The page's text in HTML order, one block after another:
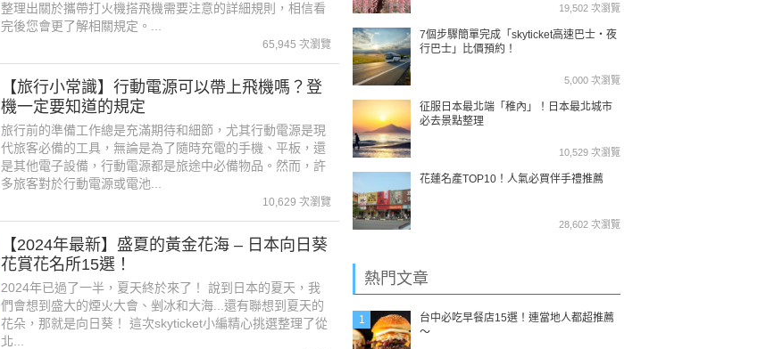
整理出關於攜帶打火機搭飛機需要注意的詳細規則，相信看
完後您會更了解相關規定。...
65,945 次瀏覽
【旅行小常識】行動電源可以帶上飛機嗎？登
機一定要知道的規定
旅行前的準備工作總是充滿期待和細節，尤其行動電源是現
代旅客必備的工具，無論是為了隨時充電的手機、平板，還
是其他電子設備，行動電源都是旅途中必備物品。然而，許
多旅客對於行動電源或電池...
10,629 次瀏覽
​​【2024年最新】盛夏的黃金花海 – 日本向日葵
花賞花名所15選！
2024年已過了一半，夏天終於來了！ 說到日本的夏天，我
們會想到盛大的煙火大會、剉冰和大海...還有聯想到夏天的
花朵，那就是向日葵！ 這次skyticket小編精心挑選整理了從
北...
19,502 次瀏覽
7個步驟簡單完成「skyticket高速巴士・夜
行巴士」比價預約！
5,000 次瀏覽
征服日本最北端「稚內」！日本最北城市
必去景點整理
10,529 次瀏覽
花蓮名產TOP10！人氣必買伴手禮推薦
28,602 次瀏覽
熱門文章
1
台中必吃早餐店15選！連當地人都超推薦
～